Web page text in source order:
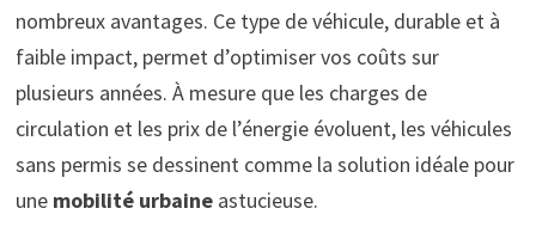
nombreux avantages. Ce type de véhicule, durable et à
faible impact, permet d’optimiser vos coûts sur
plusieurs années. À mesure que les charges de
circulation et les prix de l’énergie évoluent, les véhicules
sans permis se dessinent comme la solution idéale pour
une mobilité urbaineastucieuse.